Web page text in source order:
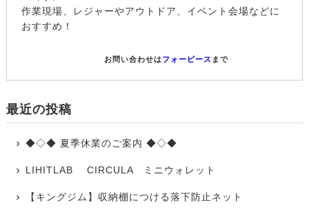
作業現場、レジャーやアウトドア、イベント会場などに
おすすめ！
お問い合わせはフォーピース まで
最近の投稿
◆◇◆ 夏季休業のご案内 ◆◇◆
LIHITLAB CIRCULA ミニウォレット
【キングジム】収納棚につける落下防止ネット